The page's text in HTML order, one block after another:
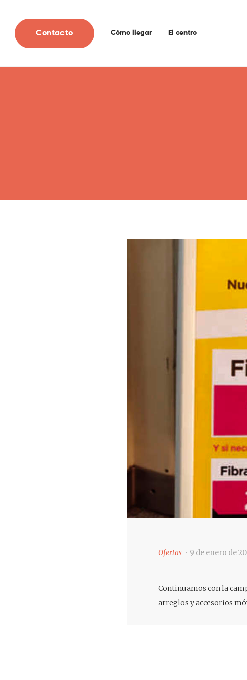
Contacto Cómo llegar El centro
Ofertas 9 de enero de
Continuamos con la
arreglos y accesorios